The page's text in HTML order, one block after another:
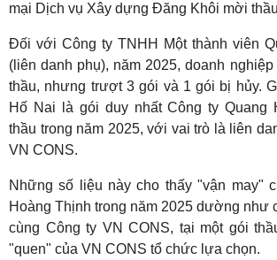
mại Dịch vụ Xây dựng Đăng Khôi mời
Đối với Công ty TNHH Một thành viên
(liên danh phụ), năm 2025, doanh
thầu, nhưng trượt 3 gói và 1 gói bị hủy.
Hố Nai là gói duy nhất Công ty Quang
thầu trong năm 2025, với vai trò là liên
VN CONS.
Những số liệu này cho thấy "vận may"
Hoàng Thịnh trong năm 2025 dường như
cùng Công ty VN CONS, tại một gói
"quen" của VN CONS tổ chức lựa chọn.